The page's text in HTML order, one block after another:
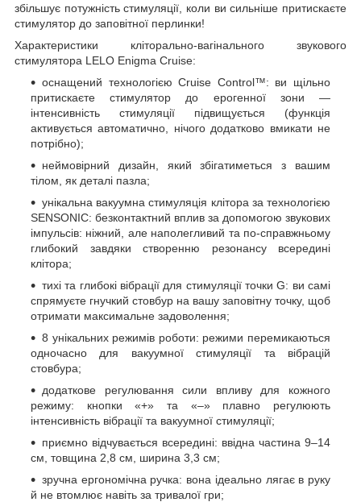
збільшує потужність стимуляції, коли ви сильніше притискаєте
стимулятор до заповітної перлинки!
Характеристики кліторально-вагінального звукового
стимулятора LELO Enigma Cruise:
оснащений технологією Cruise Control™: ви щільно
притискаєте стимулятор до ерогенної зони —
інтенсивність стимуляції підвищується (функція
активується автоматично, нічого додатково вмикати не
потрібно);
неймовірний дизайн, який збігатиметься з вашим
тілом, як деталі пазла;
унікальна вакуумна стимуляція клітора за технологією
SENSONIC: безконтактний вплив за допомогою звукових
імпульсів: ніжний, але наполегливий та по-справжньому
глибокий завдяки створенню резонансу всередині
клітора;
тихі та глибокі вібрації для стимуляції точки G: ви самі
спрямуєте гнучкий стовбур на вашу заповітну точку, щоб
отримати максимальне задоволення;
8 унікальних режимів роботи: режими перемикаються
одночасно для вакуумної стимуляції та вібрацій
стовбура;
додаткове регулювання сили впливу для кожного
режиму: кнопки «+» та «–» плавно регулюють
інтенсивність вібрації та вакуумної стимуляції;
приємно відчувається всередині: ввідна частина 9–14
см, товщина 2,8 см, ширина 3,3 см;
зручна ергономічна ручка: вона ідеально лягає в руку
й не втомлює навіть за тривалої гри;